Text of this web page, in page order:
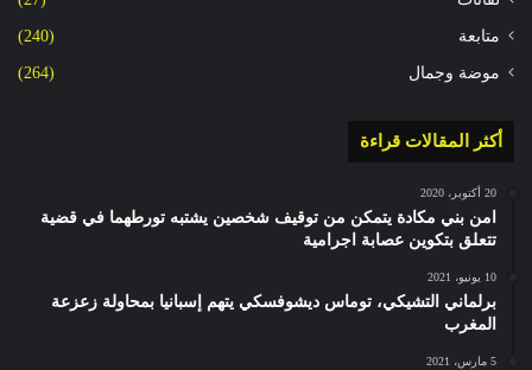
متابعة (240)
موضة وجمال (264)
أكثر المقالات قراءة
20 أكتوبر، 2020
امن بني مكادة يتمكن من توقيف شخصين يشتبه تورطهما في قضية
تتعلق بتكوين عصابة اجرامية
10 يونيو، 2021
برلماني التشيكي، توماس ديشوفسكي يتهم إسبانيا بمحاولة زعزعة
المغرب
5 مارس، 2021